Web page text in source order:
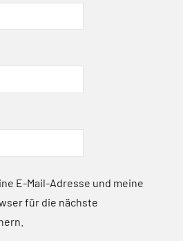
E-Mail-Adresse und meine
für die nächste